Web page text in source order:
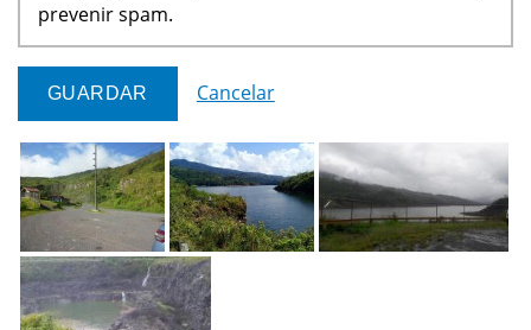
prevenir spam.
Cancelar